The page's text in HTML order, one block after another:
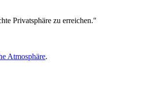
Privatsphäre zu erreichen."
Atmosphäre.